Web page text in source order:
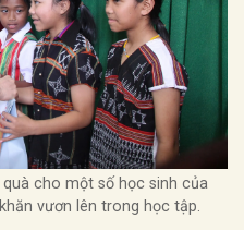
cho một số học sinh của
vươn lên trong học tập.